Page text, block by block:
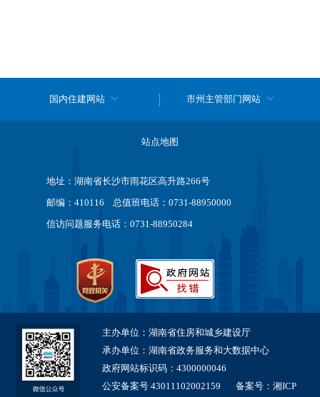
国内住建网站 市州主管部门网站
站点地图
地址：湖南省长沙市雨花区高升路266号
邮编：410116 总值班电话：0731-88950000
信访问题服务电话：0731-88950284
主办单位：湖南省住房和城乡建设厅
承办单位：湖南省政务服务和大数据中心
政府网站标识码：4300000046
公安备案号 43011102002159备案号：湘ICP